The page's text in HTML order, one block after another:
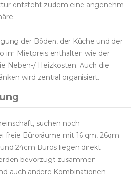
entsteht zudem eine angenehm
der Böden, der Küche und der
im Mietpreis enthalten wie der
Neben-/ Heizkosten. Auch die
wird zentral organisiert.
suchen noch
freie Büroräume mit 16 qm, 26qm
24qm Büros liegen direkt
bevorzugt zusammen
auch andere Kombinationen